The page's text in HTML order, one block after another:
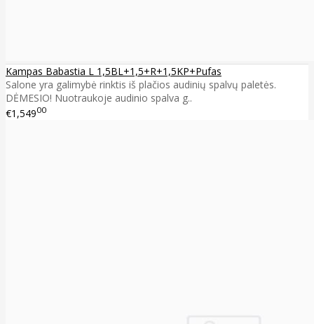
Kampas Babastia L 1,5BL+1,5+R+1,5KP+Pufas
Salone yra galimybė rinktis iš plačios audinių spalvų paletės.
DĖMESIO! Nuotraukoje audinio spalva g..
€1,54900